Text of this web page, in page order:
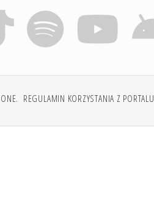
REGULAMIN KORZYSTANIA Z PORTALU